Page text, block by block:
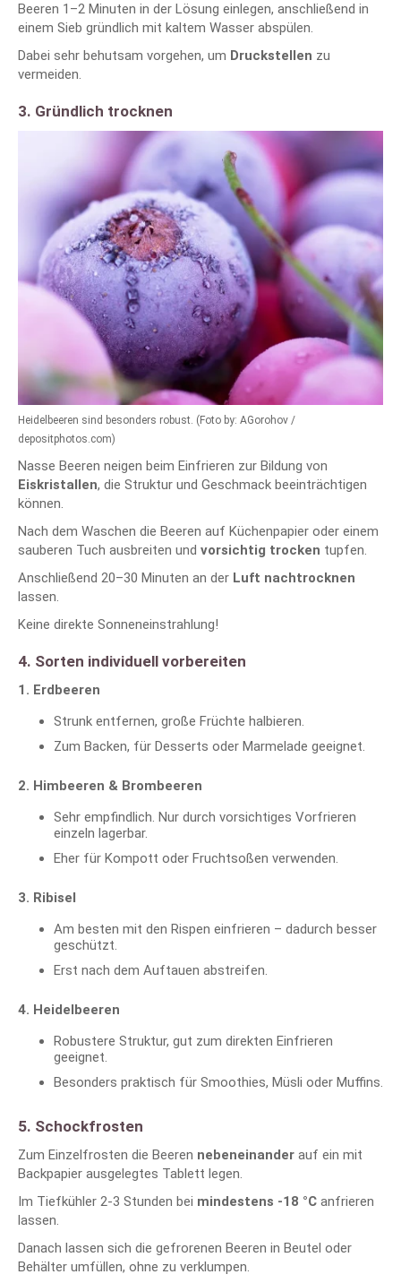
Beeren 1–2 Minuten in der Lösung einlegen, anschließend in
einem Sieb gründlich mit kaltem Wasser abspülen.
Dabei sehr behutsam vorgehen, um Druckstellen zu
vermeiden.
3. Gründlich trocknen
Heidelbeeren sind besonders robust. (Foto by: AGorohov /
depositphotos.com)
Nasse Beeren neigen beim Einfrieren zur Bildung von
Eiskristallen, die Struktur und Geschmack beeinträchtigen
können.
Nach dem Waschen die Beeren auf Küchenpapier oder einem
sauberen Tuch ausbreiten und vorsichtig trocken tupfen.
Anschließend 20–30 Minuten an der Luft nachtrocknen
lassen.
Keine direkte Sonneneinstrahlung!
4. Sorten individuell vorbereiten
1. Erdbeeren
Strunk entfernen, große Früchte halbieren.
Zum Backen, für Desserts oder Marmelade geeignet.
2. Himbeeren & Brombeeren
Sehr empfindlich. Nur durch vorsichtiges Vorfrieren
einzeln lagerbar.
Eher für Kompott oder Fruchtsoßen verwenden.
3. Ribisel
Am besten mit den Rispen einfrieren – dadurch besser
geschützt.
Erst nach dem Auftauen abstreifen.
4. Heidelbeeren
Robustere Struktur, gut zum direkten Einfrieren
geeignet.
Besonders praktisch für Smoothies, Müsli oder Muffins.
5. Schockfrosten
Zum Einzelfrosten die Beeren nebeneinander auf ein mit
Backpapier ausgelegtes Tablett legen.
Im Tiefkühler 2-3 Stunden bei mindestens -18 °C anfrieren
lassen.
Danach lassen sich die gefrorenen Beeren in Beutel oder
Behälter umfüllen, ohne zu verklumpen.